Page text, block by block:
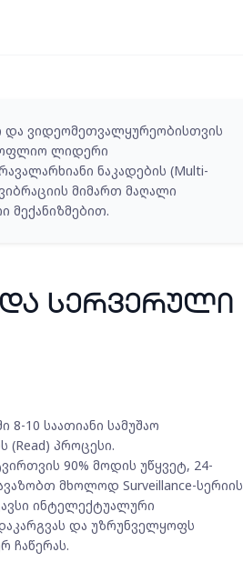
და ვიდეომეთვალყურეობისთვის
ლიდერი
ნაკადების (Multi-
მიმართ მაღალი
სერვერული
10 საათიანი სამუშაო
(Read) პროცესი.
90% მოდის უწყვეტ, 24-
მხოლოდ Surveillance-სერიის
ინტელექტუალური
და უზრუნველყოფს
ჩაწერას.